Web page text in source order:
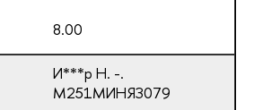
8.00
И***р Н. -.
М251МИНЯЗ079